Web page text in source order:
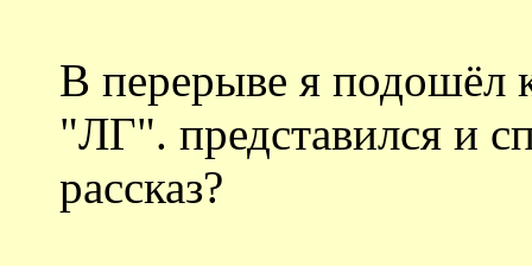
В перерыве я подошёл
"ЛГ". представился и
рассказ?